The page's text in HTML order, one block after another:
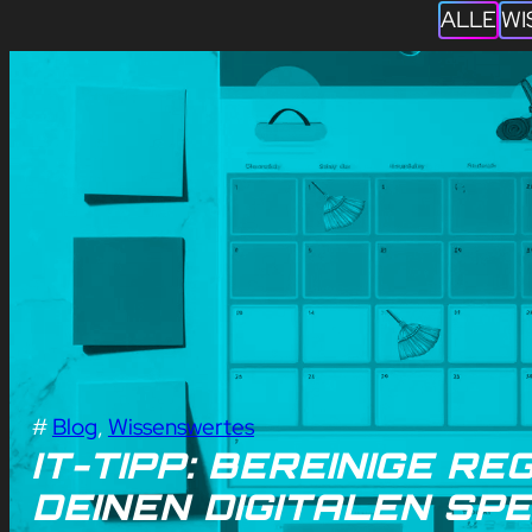
ALLE
# Blog, Wissenswertes
IT-TIPP: BEREINIGE
EINEN DIGITALEN